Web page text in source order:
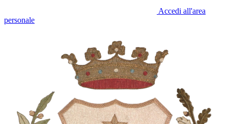
Accedi all'area
personale